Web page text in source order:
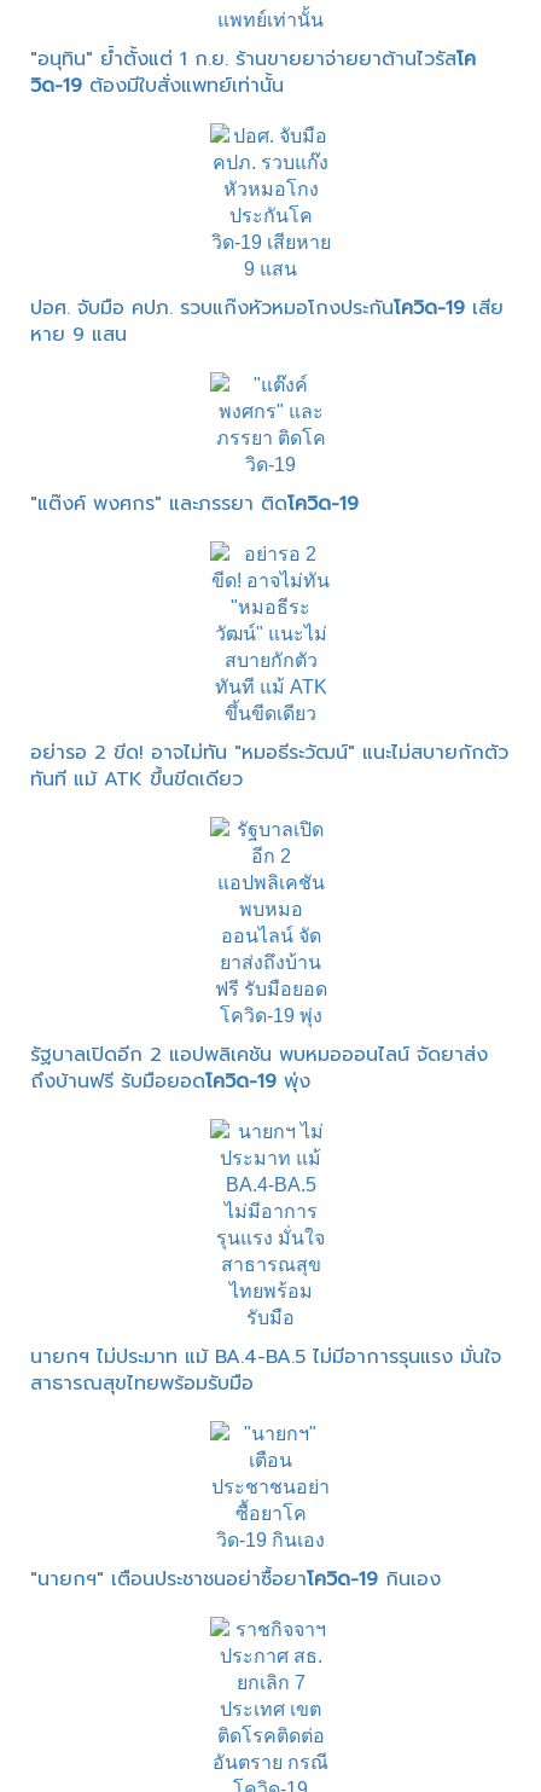
"อนุทิน" ย้ำตั้งแต่ 1 ก.ย. ร้านขายยาจ่ายยาต้านไวรัสโค
วิด-19 ต้องมีใบสั่งแพทย์เท่านั้น
ปอศ. จับมือ คปภ. รวบแก๊งหัวหมอโกงประกันโควิด-19 เสีย
หาย 9 แสน
"แต๊งค์ พงศกร" และภรรยา ติดโควิด-19
อย่ารอ 2 ขีด! อาจไม่ทัน "หมอธีระวัฒน์" แนะไม่สบายกักตัว
ทันที แม้ ATK ขึ้นขีดเดียว
รัฐบาลเปิดอีก 2 แอปพลิเคชัน พบหมอออนไลน์ จัดยาส่ง
ถึงบ้านฟรี รับมือยอดโควิด-19 พุ่ง
นายกฯ ไม่ประมาท แม้ BA.4-BA.5 ไม่มีอาการรุนแรง มั่นใจ
สาธารณสุขไทยพร้อมรับมือ
"นายกฯ" เตือนประชาชนอย่าซื้อยาโควิด-19 กินเอง